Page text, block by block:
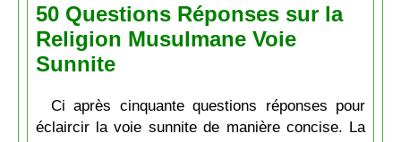
50 Questions Réponses sur la
Religion Musulmane Voie
Sunnite
Ci après cinquante questions réponses pour
éclaircir la voie sunnite de manière concise. La